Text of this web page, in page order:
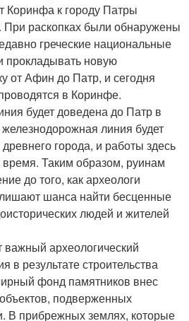
Коринфа к городу Патры
При раскопках были обнаружены
греческие национальные
прокладывать новую
от Афин до Патр, и сегодня
в Коринфе.
будет доведена до Патр в
линия будет
города, и работы здесь
Таким образом, руинам
до того, как археологи
шанса найти бесценные
людей и жителей
важный археологический
в результате строительства
фонд памятников внес
подверженных
В прибрежных землях, которые